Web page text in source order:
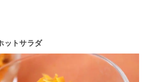
ットサラダ